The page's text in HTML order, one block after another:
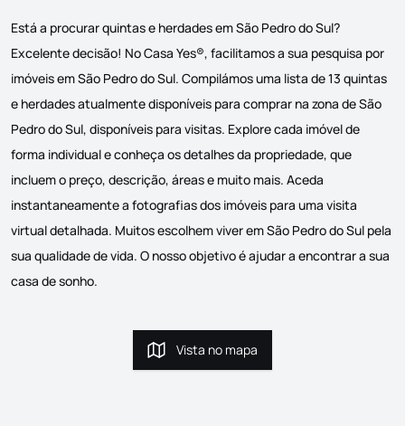
Está a procurar quintas e herdades em São Pedro do Sul?
Excelente decisão! No Casa Yes®, facilitamos a sua pesquisa por
imóveis em São Pedro do Sul. Compilámos uma lista de 13 quintas
e herdades atualmente disponíveis para comprar na zona de São
Pedro do Sul, disponíveis para visitas. Explore cada imóvel de
forma individual e conheça os detalhes da propriedade, que
incluem o preço, descrição, áreas e muito mais. Aceda
instantaneamente a fotografias dos imóveis para uma visita
virtual detalhada. Muitos escolhem viver em São Pedro do Sul pela
sua qualidade de vida. O nosso objetivo é ajudar a encontrar a sua
casa de sonho.
Vista no mapa
Vista no mapa